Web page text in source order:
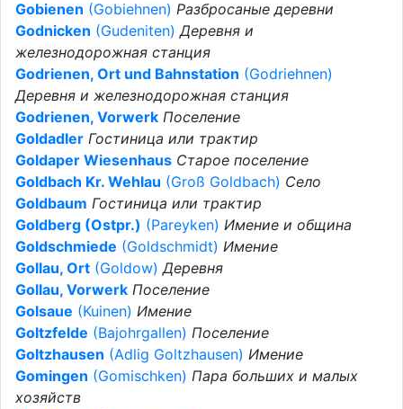
Gobienen (Gobiehnen) Разбросаные деревни
Godnicken (Gudeniten)Деревня и
железнодорожная станция
Godrienen, Ort und Bahnstation (Godriehnen)
Деревня и железнодорожная станция
Godrienen, Vorwerk Поселение
Goldadler Гостиница или трактир
Goldaper Wiesenhaus Старое поселение
Goldbach Kr. Wehlau (Groß Goldbach) Село
Goldbaum Гостиница или трактир
Goldberg (Ostpr.) (Pareyken) Имение и община
Goldschmiede (Goldschmidt) Имение
Gollau, Ort (Goldow)Деревня
Gollau, Vorwerk Поселение
Golsaue (Kuinen) Имение
Goltzfelde (Bajohrgallen) Поселение
Goltzhausen (Adlig Goltzhausen) Имение
Gomingen (Gomischken) Пара больших и малых
хозяйств